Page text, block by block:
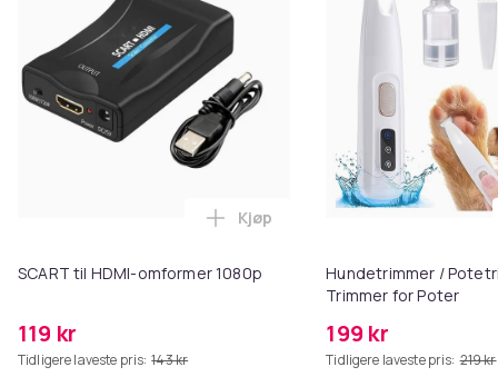
SCART til HDMI-omformer 1080p
119 kr
Tidligere laveste pris: 143 kr
Legg SCART til HDMI-omformer
Kjøp
Hundetrimmer /
Trimmer for Poter
199 kr
Tidligere laveste pris: 219 kr